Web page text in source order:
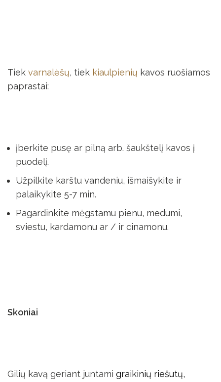
Tiek varnalėšų, tiek kiaulpienių kavos ruošiamos
paprastai:
įberkite pusę ar pilną arb. šaukštelį kavos į
puodelį.
Užpilkite karštu vandeniu, išmaišykite ir
palaikykite 5-7 min.
Pagardinkite mėgstamu pienu, medumi,
sviestu, kardamonu ar / ir cinamonu.
Skoniai
Gilių kavą geriant juntami graikinių riešutų,